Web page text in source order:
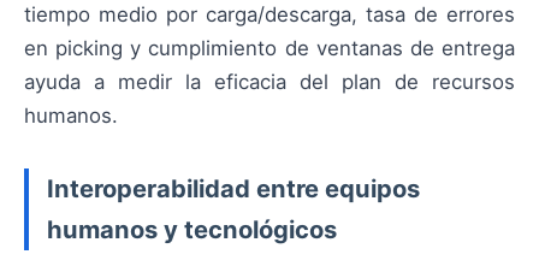
tiempo medio por carga/descarga, tasa de errores
en picking y cumplimiento de ventanas de entrega
ayuda a medir la eficacia del plan de recursos
humanos.
Interoperabilidad entre equipos
humanos y tecnológicos